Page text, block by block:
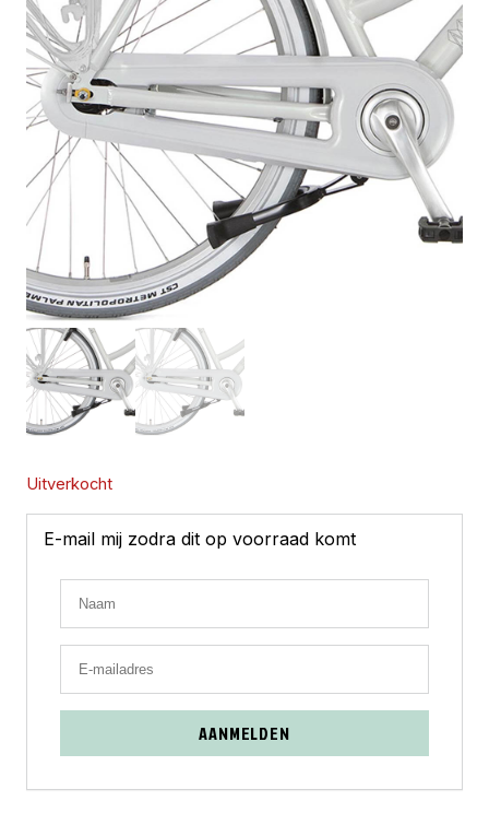
Uitverkocht
E-mail mij zodra dit op voorraad komt
AANMELDEN